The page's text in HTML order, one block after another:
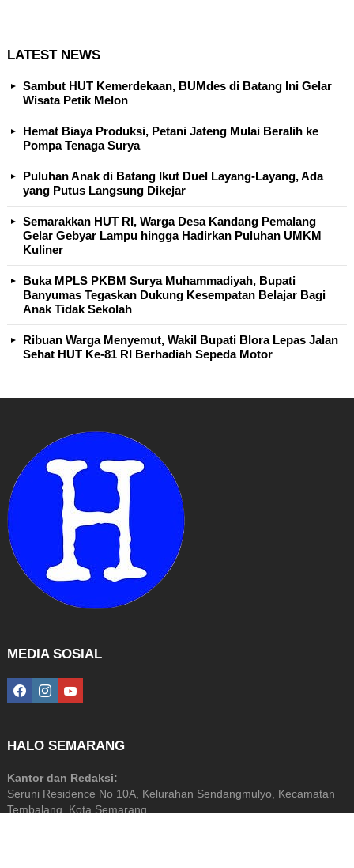
LATEST NEWS
Sambut HUT Kemerdekaan, BUMdes di Batang Ini Gelar
Wisata Petik Melon
Hemat Biaya Produksi, Petani Jateng Mulai Beralih ke
Pompa Tenaga Surya
Puluhan Anak di Batang Ikut Duel Layang-Layang, Ada
yang Putus Langsung Dikejar
Semarakkan HUT RI, Warga Desa Kandang Pemalang
Gelar Gebyar Lampu hingga Hadirkan Puluhan UMKM
Kuliner
Buka MPLS PKBM Surya Muhammadiyah, Bupati
Banyumas Tegaskan Dukung Kesempatan Belajar Bagi
Anak Tidak Sekolah
Ribuan Warga Menyemut, Wakil Bupati Blora Lepas Jalan
Sehat HUT Ke-81 RI Berhadiah Sepeda Motor
MEDIA SOSIAL
facebookinstagramyoutube
HALO SEMARANG
Kantor dan Redaksi:
Seruni Residence No 10A, Kelurahan Sendangmulyo, Kecamatan
Tembalang, Kota Semarang